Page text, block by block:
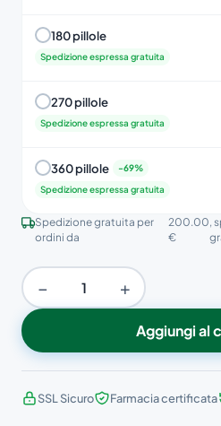
180 pillole
Spedizione espressa gratuita
270 pillole
Spedizione espressa gratuita
360 pillole
Spedizione espressa gratuita
Spedizione gratuita per
ordini da
200.00
€
,
− +
Aggiungi al
SSL Sicuro Farmacia certificata